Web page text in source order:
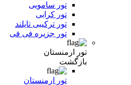
تور سامویی
تور کرابی
تور ترکیبی تایلند
تور جزیره فی فی
تور ارمنستان
بازگشت
تور ارمنستان